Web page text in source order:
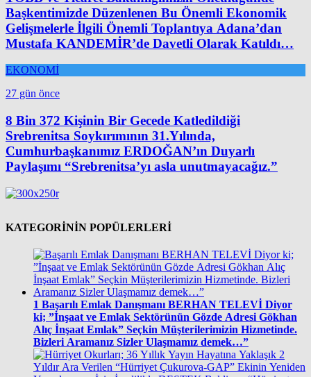
Başkentimizde Düzenlenen Bu Önemli Ekonomik
Gelişmelerle İlgili Önemli Toplantıya Adana’dan
Mustafa KANDEMİR’de Davetli Olarak Katıldı…
EKONOMİ
27 gün önce
8 Bin 372 Kişinin Bir Gecede Katledildiği
Srebrenitsa Soykırımının 31.Yılında,
Cumhurbaşkanımız ERDOĞAN’ın Duyarlı
Paylaşımı “Srebrenitsa’yı asla unutmayacağız.”
KATEGORİNİN POPÜLERLERİ
1 Başarılı Emlak Danışmanı BERHAN TELEVİ Diyor
ki; ”İnşaat ve Emlak Sektörünün Gözde Adresi Gökhan
Alıç İnşaat Emlak” Seçkin Müşterilerimizin Hizmetinde.
Bizleri Aramanız Sizler Ulaşmamız demek…”